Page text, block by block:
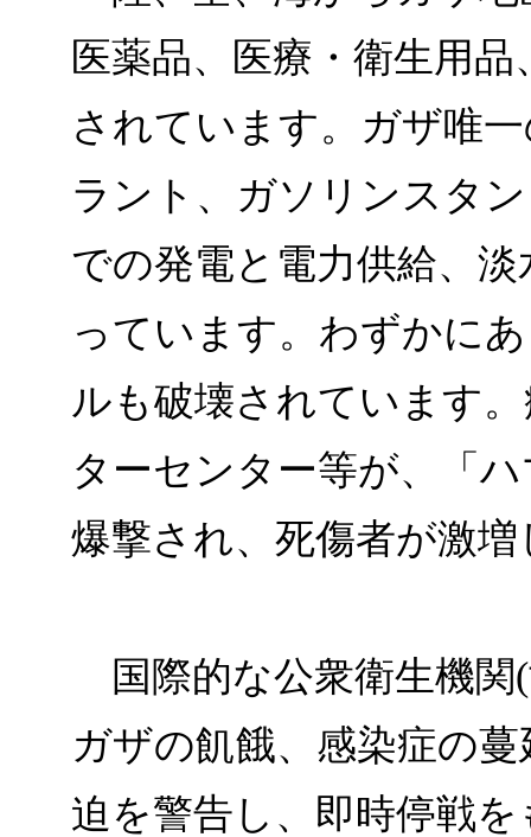
医薬品、医療・衛生用
されています。ガザ唯
ラント、ガソリンスタ
での発電と電力供給、
っています。わずかに
ルも破壊されています
ターセンター等が、「
爆撃され、死傷者が激
国際的な公衆衛生機関
ガザの飢餓、感染症の
迫を警告し、即時停戦